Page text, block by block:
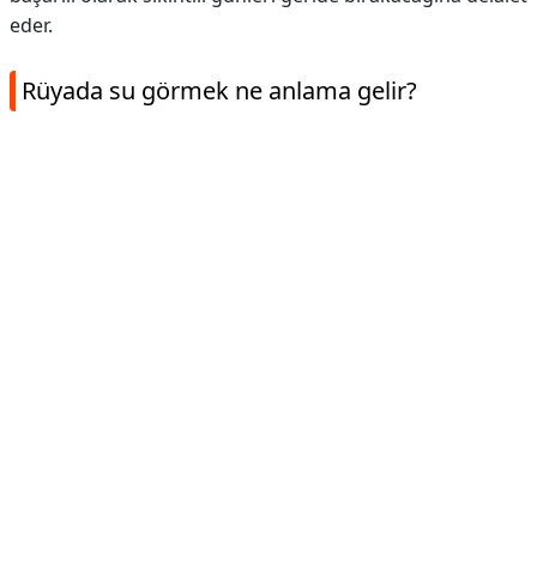
eder.
Rüyada su görmek ne anlama gelir?